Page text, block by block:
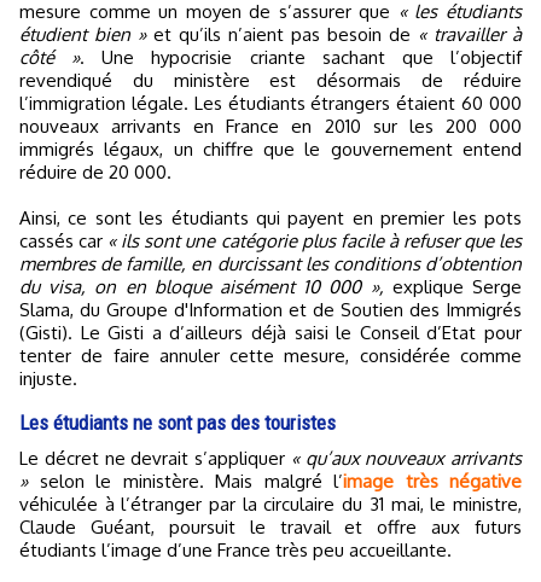
mesure comme un moyen de s’assurer que « les étudiants
étudient bien »et qu’ils n’aient pas besoin de « travailler à
côté ». Une hypocrisie criante sachant que l’objectif
revendiqué du ministère est désormais de réduire
l’immigration légale. Les étudiants étrangers étaient 60 000
nouveaux arrivants en France en 2010 sur les 200 000
immigrés légaux, un chiffre que le gouvernement entend
réduire de 20 000.
Ainsi, ce sont les étudiants qui payent en premier les pots
cassés car « ils sont une catégorie plus facile à refuser que les
membres de famille, en durcissant les conditions d’obtention
du visa, on en bloque aisément 10 000 », explique Serge
Slama, du Groupe d'Information et de Soutien des Immigrés
(Gisti). Le Gisti a d’ailleurs déjà saisi le Conseil d’Etat pour
tenter de faire annuler cette mesure, considérée comme
injuste.
Les étudiants ne sont pas des touristes
Le décret ne devrait s’appliquer « qu’aux nouveaux arrivants
»selon le ministère. Mais malgré l’image très négative
véhiculée à l’étranger par la circulaire du 31 mai, le ministre,
Claude Guéant, poursuit le travail et offre aux futurs
étudiants l’image d’une France très peu accueillante.